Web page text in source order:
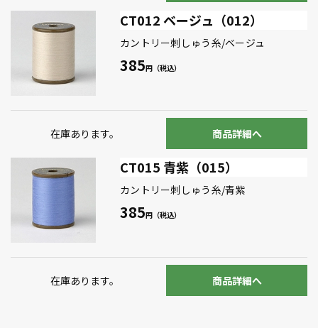
CT012 ベージュ（012）
カントリー刺しゅう糸/ベージュ
385
在庫あります。 商品詳細へ
CT015 青紫（015）
カントリー刺しゅう糸/青紫
385
在庫あります。 商品詳細へ